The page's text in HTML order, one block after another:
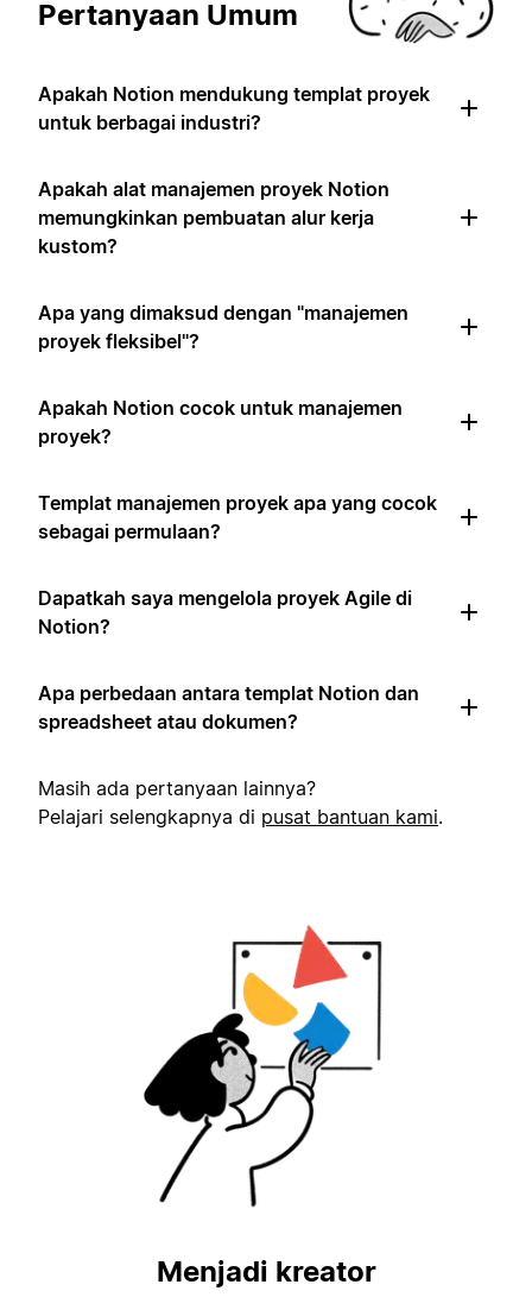
Pertanyaan Umum
Apakah Notion mendukung templat proyek
untuk berbagai industri?
Apakah alat manajemen proyek Notion
memungkinkan pembuatan alur kerja
kustom?
Apa yang dimaksud dengan "manajemen
proyek fleksibel"?
Apakah Notion cocok untuk manajemen
proyek?
Templat manajemen proyek apa yang cocok
sebagai permulaan?
Dapatkah saya mengelola proyek Agile di
Notion?
Apa perbedaan antara templat Notion dan
spreadsheet atau dokumen?
Masih ada pertanyaan lainnya?
Pelajari selengkapnya di pusat bantuan kami.
Menjadi kreator